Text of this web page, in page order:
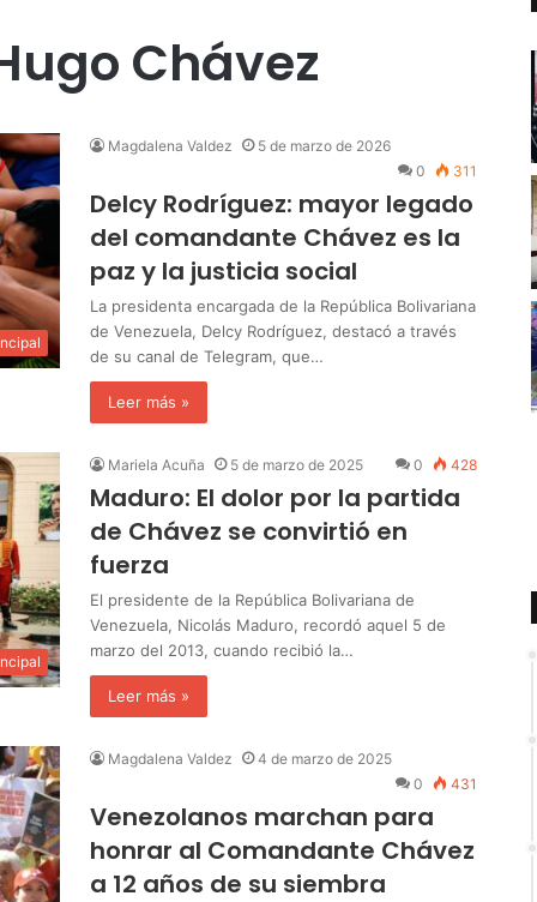
Chávez
Magdalena Valdez
5 de marzo de 2026
0
311
Delcy Rodríguez: mayor legado
del comandante Chávez es la
paz y la justicia social
La presidenta encargada de la República Bolivariana
de Venezuela, Delcy Rodríguez, destacó a través
de su canal de Telegram, que…
Leer más »
Mariela Acuña 5 de marzo de 2025 0 428
Maduro: El dolor por la partida
de Chávez se convirtió en
fuerza
El presidente de la República Bolivariana de
Venezuela, Nicolás Maduro, recordó aquel 5 de
marzo del 2013, cuando recibió la…
Leer más »
Magdalena Valdez
4 de marzo de 2025
0
431
Venezolanos marchan para
honrar al Comandante Chávez
a 12 años de su siembra